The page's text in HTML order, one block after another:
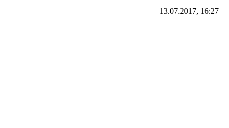
13.07.2017, 16:27